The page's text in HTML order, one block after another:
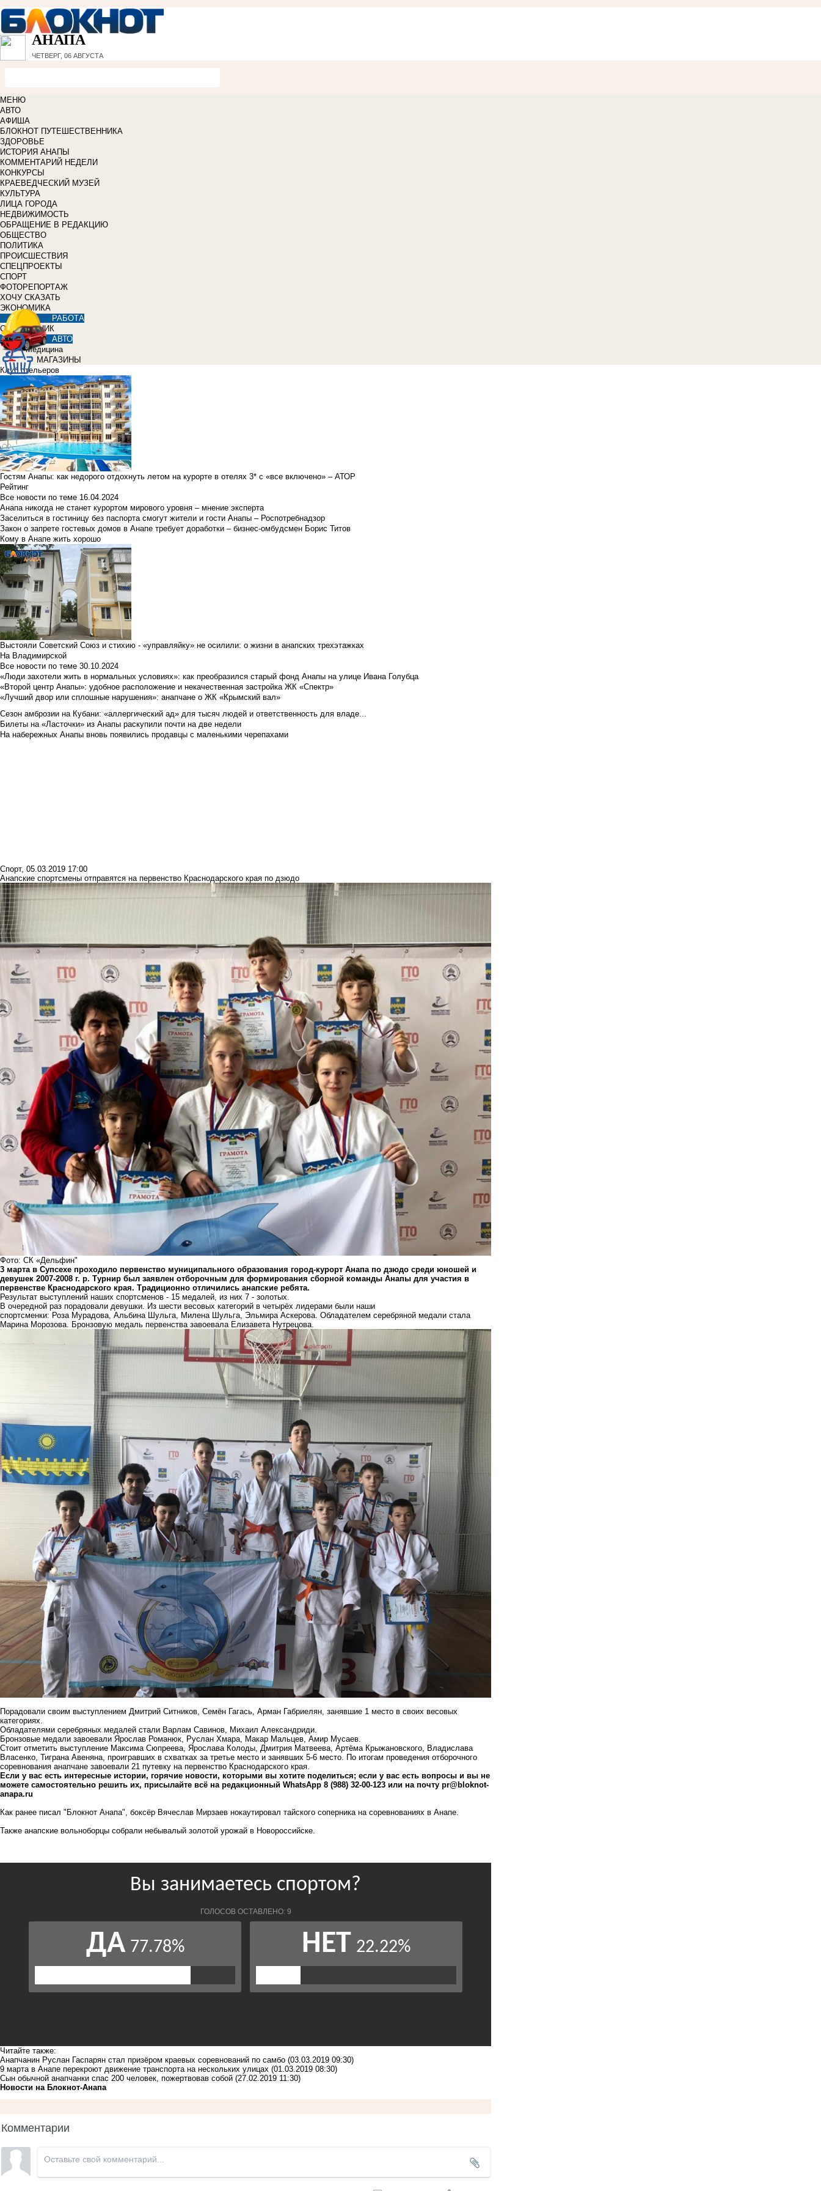
АНАПА
ЧЕТВЕРГ, 06 АВГУСТА
МЕНЮ
АВТО
АФИША
БЛОКНОТ ПУТЕШЕСТВЕННИКА
ЗДОРОВЬЕ
ИСТОРИЯ АНАПЫ
КОММЕНТАРИЙ НЕДЕЛИ
КОНКУРСЫ
КРАЕВЕДЧЕСКИЙ МУЗЕЙ
КУЛЬТУРА
ЛИЦА ГОРОДА
НЕДВИЖИМОСТЬ
ОБРАЩЕНИЕ В РЕДАКЦИЮ
ОБЩЕСТВО
ПОЛИТИКА
ПРОИСШЕСТВИЯ
СПЕЦПРОЕКТЫ
СПОРТ
ФОТОРЕПОРТАЖ
ХОЧУ СКАЗАТЬ
ЭКОНОМИКА
РАБОТА
СПРАВОЧНИК
АВТО
Медицина
МАГАЗИНЫ
Клуб отельеров
Гостям Анапы: как недорого отдохнуть летом на курорте в отелях 3* с «все включено» – АТОР
Рейтинг
Все новости по теме 16.04.2024
Анапа никогда не станет курортом мирового уровня – мнение эксперта
Заселиться в гостиницу без паспорта смогут жители и гости Анапы – Роспотребнадзор
Закон о запрете гостевых домов в Анапе требует доработки – бизнес-омбудсмен Борис Титов
Кому в Анапе жить хорошо
Выстояли Советский Союз и стихию - «управляйку» не осилили: о жизни в анапских трехэтажках
На Владимирской
Все новости по теме 30.10.2024
«Люди захотели жить в нормальных условиях»: как преобразился старый фонд Анапы на улице Ивана Голубца
«Второй центр Анапы»: удобное расположение и некачественная застройка ЖК «Спектр»
«Лучший двор или сплошные нарушения»: анапчане о ЖК «Крымский вал»
Сезон амброзии на Кубани: «аллергический ад» для тысяч людей и ответственность для владе...
Билеты на «Ласточки» из Анапы раскупили почти на две недели
На набережных Анапы вновь появились продавцы с маленькими черепахами
Спорт, 05.03.2019 17:00
Анапские спортсмены отправятся на первенство Краснодарского края по дзюдо
Фото: СК «Дельфин"
3 марта в Супсехе проходило первенство муниципального образования город-курорт Анапа по дзюдо среди юношей и
девушек 2007-2008 г. р. Турнир был заявлен отборочным для формирования сборной команды Анапы для участия в
первенстве Краснодарского края. Традиционно отличились анапские ребята.
Результат выступлений наших спортсменов - 15 медалей, из них 7 - золотых.
В очередной раз порадовали девушки. Из шести весовых категорий в четырёх лидерами были наши
спортсменки: Роза Мурадова, Альбина Шульга, Милена Шульга, Эльмира Аскерова. Обладателем серебряной медали стала
Марина Морозова. Бронзовую медаль первенства завоевала Елизавета Нутрецова.
Порадовали своим выступлением Дмитрий Ситников, Семён Гагась, Арман Габриелян, занявшие 1 место в своих весовых
категориях.
Обладателями серебряных медалей стали Варлам Савинов, Михаил Александриди.
Бронзовые медали завоевали Ярослав Романюк, Руслан Хмара, Макар Мальцев, Амир Мусаев.
Стоит отметить выступление Максима Сюпреева, Ярослава Колоды, Дмитрия Матвеева, Артёма Крыжановского, Владислава
Власенко, Тиграна Авеняна, проигравших в схватках за третье место и занявших 5-6 место. По итогам проведения отборочного
соревнования анапчане завоевали 21 путевку на первенство Краснодарского края.
Если у вас есть интересные истории, горячие новости, которыми вы хотите поделиться; если у вас есть вопросы и вы не
можете самостоятельно решить их, присылайте всё на редакционный WhatsApp 8 (988) 32-00-123 или на почту pr@bloknot-
anapa.ru
Как ранее писал "Блокнот Анапа", боксёр Вячеслав Мирзаев нокаутировал тайского соперника на соревнованиях в Анапе.
Также анапские вольноборцы собрали небывалый золотой урожай в Новороссийске.
Читайте также:
Анапчанин Руслан Гаспарян стал призёром краевых соревнований по самбо (03.03.2019 09:30)
9 марта в Анапе перекроют движение транспорта на нескольких улицах (01.03.2019 08:30)
Сын обычной анапчанки спас 200 человек, пожертвовав собой (27.02.2019 11:30)
Новости на Блoкнoт-Анапа
Комментарии